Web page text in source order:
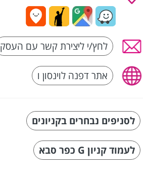
לחץ/י ליצירת קשר עם העסק
אתר דפנה לוינסון ו
לסניפים נבחרים בקניונים
לעמוד קניון G כפר סבא